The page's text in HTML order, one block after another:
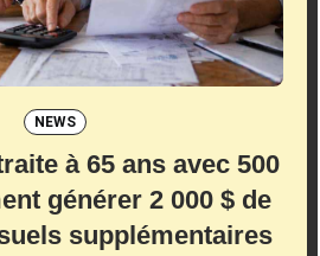
NEWS
à 65 ans avec 500
générer 2 000 $ de
supplémentaires